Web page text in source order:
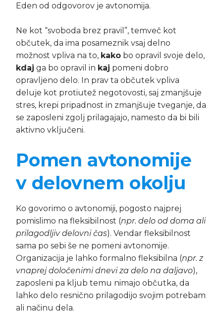
Eden od odgovorov je avtonomija.
Ne kot “svoboda brez pravil”, temveč kot
občutek, da ima posameznik vsaj delno
možnost vpliva na to, kako bo opravil svoje delo,
kdaj ga bo opravil in kaj pomeni dobro
opravljeno delo. In prav ta občutek vpliva
deluje kot protiutež negotovosti, saj zmanjšuje
stres, krepi pripadnost in zmanjšuje tveganje, da
se zaposleni zgolj prilagajajo, namesto da bi bili
aktivno vključeni.
Pomen avtonomije
v delovnem okolju
Ko govorimo o avtonomiji, pogosto najprej
pomislimo na fleksibilnost (npr. delo od doma ali
prilagodljiv delovni čas). Vendar fleksibilnost
sama po sebi še ne pomeni avtonomije.
Organizacija je lahko formalno fleksibilna (npr. z
vnaprej določenimi dnevi za delo na daljavo),
zaposleni pa kljub temu nimajo občutka, da
lahko delo resnično prilagodijo svojim potrebam
ali načinu dela.